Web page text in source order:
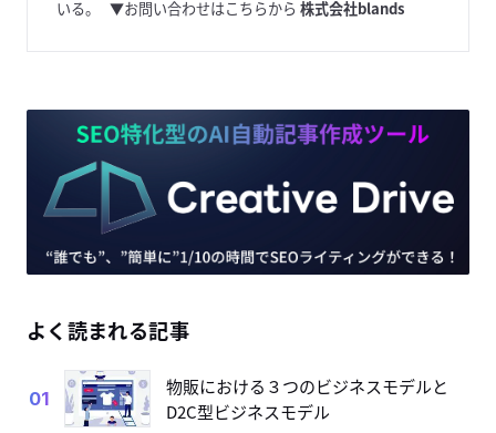
いる。 ▼お問い合わせはこちらから 株式会社blands
よく読まれる記事
01
物販における３つのビジネスモデルと
D2C型ビジネスモデル